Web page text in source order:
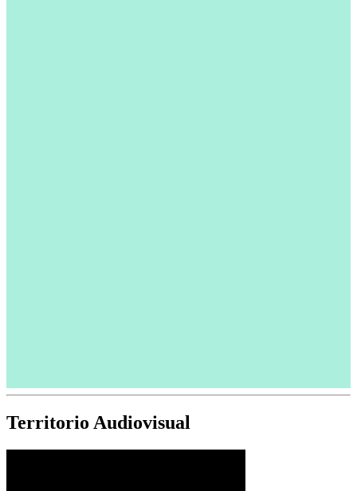
Territorio Audiovisual